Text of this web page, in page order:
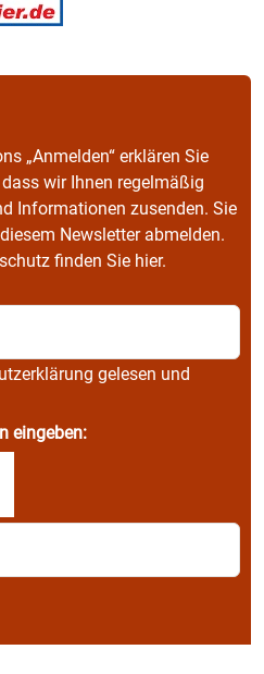
„Anmelden“ erklären Sie
wir Ihnen regelmäßig
Informationen zusenden. Sie
Newsletter abmelden.
finden Sie hier.
gelesen und
eingeben: